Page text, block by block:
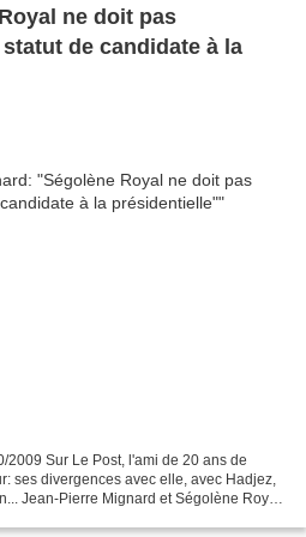
ne doit pas
de candidate à la
2009 Sur Le Post, l'ami de 20 ans de
ses divergences avec elle, avec Hadjez,
Jean-Pierre Mignard et Ségolène Royal.